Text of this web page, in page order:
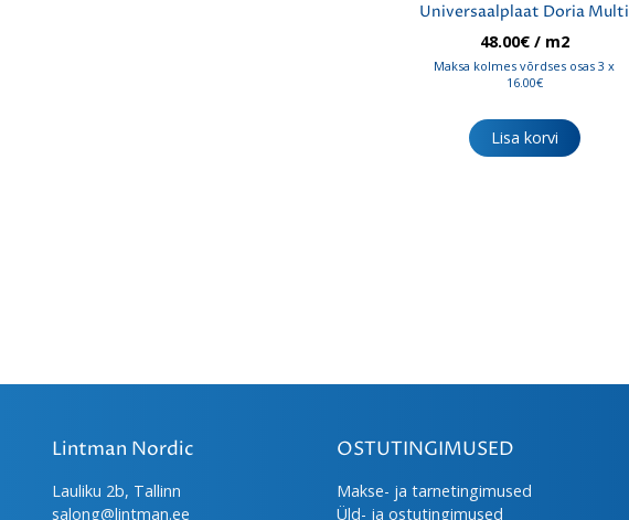
Universaalplaat Doria Multi
48.00€/ m2
Maksa kolmes võrdses osas 3 x
16.00€
Lisa korvi
Lintman Nordic
Lauliku 2b, Tallinn
salong@lintman.ee
OSTUTINGIMUSED
Makse- ja tarnetingimused
Üld- ja ostutingimused